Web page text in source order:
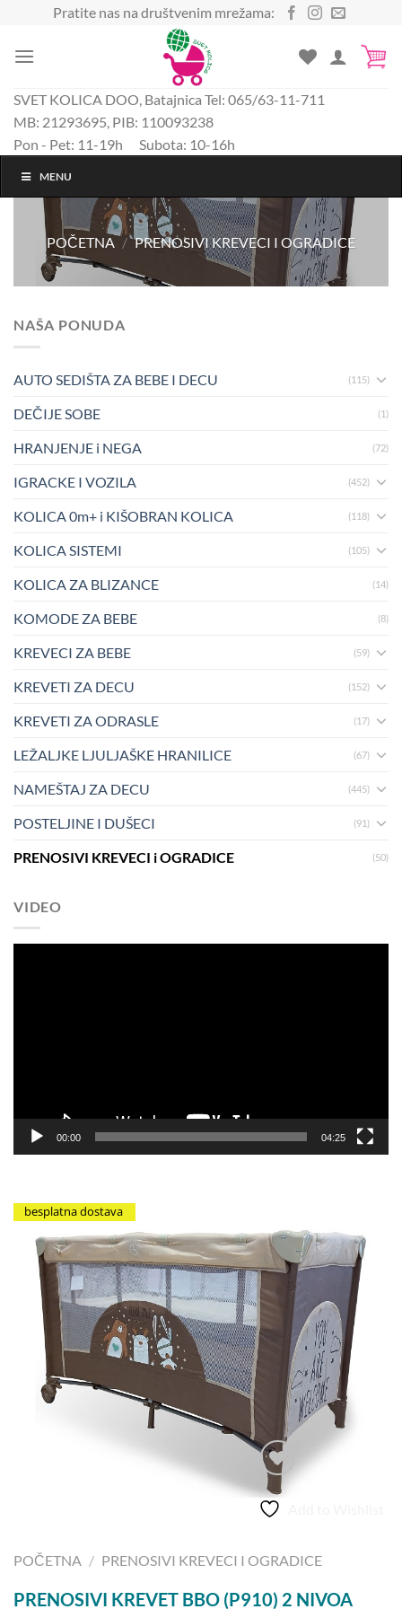
sadržaj
Pratite nas na društvenim mrežama:
SVET KOLICA DOO, Batajnica Tel: 065/63-11-711
MB: 21293695, PIB: 110093238
Pon - Pet: 11-19h Subota: 10-16h
MENU
POČETNA / PRENOSIVI KREVECI I OGRADICE
NAŠA PONUDA
AUTO SEDIŠTA ZA BEBE I DECU (115)
DEČIJE SOBE (1)
HRANJENJE i NEGA (72)
IGRACKE I VOZILA (452)
KOLICA 0m+ i KIŠOBRAN KOLICA (118)
KOLICA SISTEMI (105)
KOLICA ZA BLIZANCE (14)
KOMODE ZA BEBE (8)
KREVECI ZA BEBE (59)
KREVETI ZA DECU (152)
KREVETI ZA ODRASLE (17)
LEŽALJKE LJULJAŠKE HRANILICE (67)
NAMEŠTAJ ZA DECU (445)
POSTELJINE I DUŠECI (91)
PRENOSIVI KREVECI i OGRADICE (50)
VIDEO
00:00 04:25
besplatna dostava
POČETNA / PRENOSIVI KREVECI I OGRADICE
PRENOSIVI KREVET BBO (P910) 2 NIVOA